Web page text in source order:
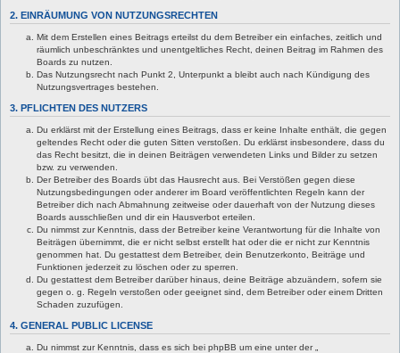
2. EINRÄUMUNG VON NUTZUNGSRECHTEN
Mit dem Erstellen eines Beitrags erteilst du dem Betreiber ein einfaches, zeitlich und
räumlich unbeschränktes und unentgeltliches Recht, deinen Beitrag im Rahmen des
Boards zu nutzen.
Das Nutzungsrecht nach Punkt 2, Unterpunkt a bleibt auch nach Kündigung des
Nutzungsvertrages bestehen.
3. PFLICHTEN DES NUTZERS
Du erklärst mit der Erstellung eines Beitrags, dass er keine Inhalte enthält, die gegen
geltendes Recht oder die guten Sitten verstoßen. Du erklärst insbesondere, dass du
das Recht besitzt, die in deinen Beiträgen verwendeten Links und Bilder zu setzen
bzw. zu verwenden.
Der Betreiber des Boards übt das Hausrecht aus. Bei Verstößen gegen diese
Nutzungsbedingungen oder anderer im Board veröffentlichten Regeln kann der
Betreiber dich nach Abmahnung zeitweise oder dauerhaft von der Nutzung dieses
Boards ausschließen und dir ein Hausverbot erteilen.
Du nimmst zur Kenntnis, dass der Betreiber keine Verantwortung für die Inhalte von
Beiträgen übernimmt, die er nicht selbst erstellt hat oder die er nicht zur Kenntnis
genommen hat. Du gestattest dem Betreiber, dein Benutzerkonto, Beiträge und
Funktionen jederzeit zu löschen oder zu sperren.
Du gestattest dem Betreiber darüber hinaus, deine Beiträge abzuändern, sofern sie
gegen o. g. Regeln verstoßen oder geeignet sind, dem Betreiber oder einem Dritten
Schaden zuzufügen.
4. GENERAL PUBLIC LICENSE
Du nimmst zur Kenntnis, dass es sich bei phpBB um eine unter der „